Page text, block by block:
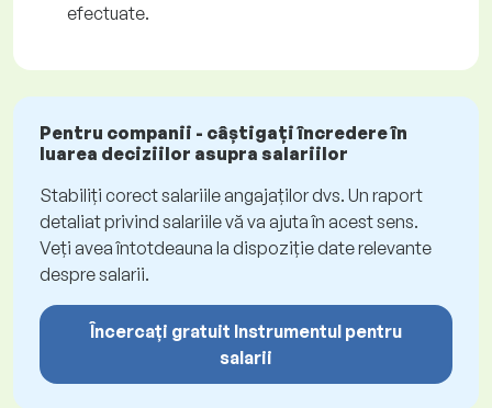
efectuate.
Pentru companii - câștigați încredere în
luarea deciziilor asupra salariilor
Stabiliți corect salariile angajaților dvs. Un raport
detaliat privind salariile vă va ajuta în acest sens.
Veți avea întotdeauna la dispoziție date relevante
despre salarii.
Încercați gratuit Instrumentul pentru
salarii